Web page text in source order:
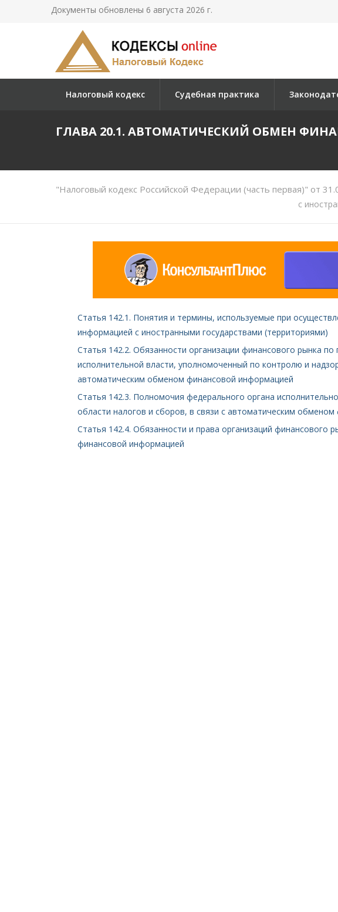
Документы обновлены 6 августа 2026 г.
Налоговый кодекс Судебная практика
ГЛАВА 20.1. АВТОМАТИЧЕСКИЙ ОБМЕН
"Налоговый кодекс Российской Федерации (часть первая)" от
с
Статья 142.1. Понятия и термины, используемые при
информацией с иностранными государствами (территориями)
Статья 142.2. Обязанности организации финансового рынка
исполнительной власти, уполномоченный по контролю и
автоматическим обменом финансовой информацией
Статья 142.3. Полномочия федерального органа
области налогов и сборов, в связи с автоматическим
Статья 142.4. Обязанности и права организаций финансового
финансовой информацией